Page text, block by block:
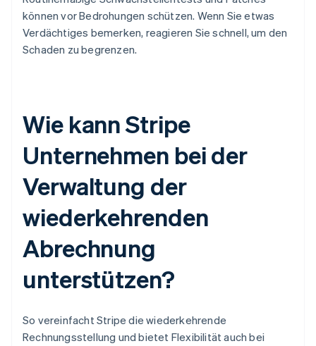
können vor Bedrohungen schützen. Wenn Sie etwas
Verdächtiges bemerken, reagieren Sie schnell, um den
Schaden zu begrenzen.
Wie kann Stripe
Unternehmen bei der
Verwaltung der
wiederkehrenden
Abrechnung
unterstützen?
So vereinfacht Stripe die wiederkehrende
Rechnungsstellung und bietet Flexibilität auch bei